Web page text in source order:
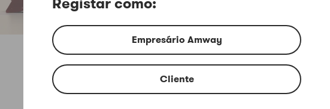
Empresário Amway
Cliente